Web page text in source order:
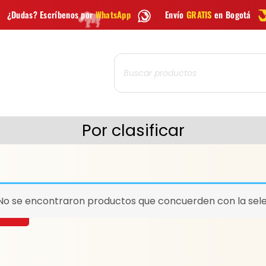
porWhatsApp EnvíoGRATISen Bogotá Envío gratis
Búsqueda
de
productos
Por clasificar
se encontraron productos que concuerden con la